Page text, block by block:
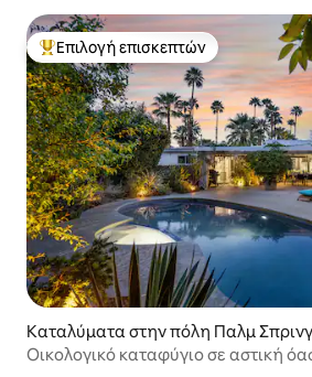
Κορυφαία επιλογή επισκεπτών
Επιλογή επισκεπτών
Καταλύματα στην πόλη Παλμ
Οικολογικό καταφύγιο σε αστική